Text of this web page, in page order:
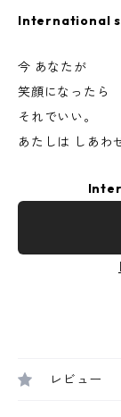
International
今 あなたが
笑顔になったら
それでいい。
あたしは しあわ
レビュー